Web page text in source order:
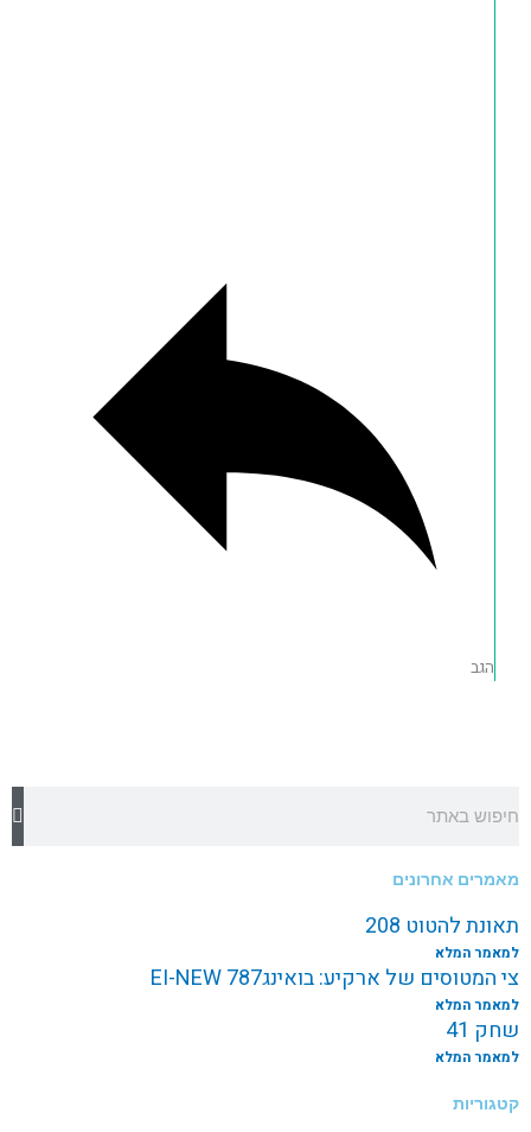
הגב
מאמרים אחרונים
תאונת להטוט 208
למאמר המלא
צי המטוסים של ארקיע: בואינג787 EI-NEW
למאמר המלא
שחק 41
למאמר המלא
קטגוריות